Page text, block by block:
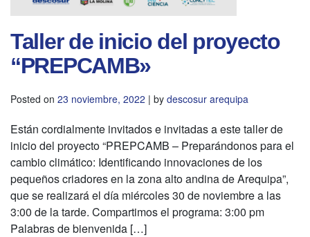
Taller de inicio del proyecto
“PREPCAMB»
Posted on 23 noviembre, 2022 | by descosur arequipa
Están cordialmente invitados e invitadas a este taller de
inicio del proyecto “PREPCAMB – Preparándonos para el
cambio climático: Identificando innovaciones de los
pequeños criadores en la zona alto andina de Arequipa”,
que se realizará el día miércoles 30 de noviembre a las
3:00 de la tarde. Compartimos el programa: 3:00 pm
Palabras de bienvenida […]